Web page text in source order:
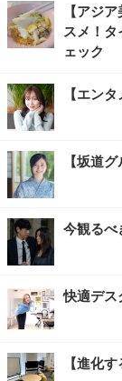
【アジ
スメ！
ェック
【エン
【坂道
今観るべ
快適デス
【進化